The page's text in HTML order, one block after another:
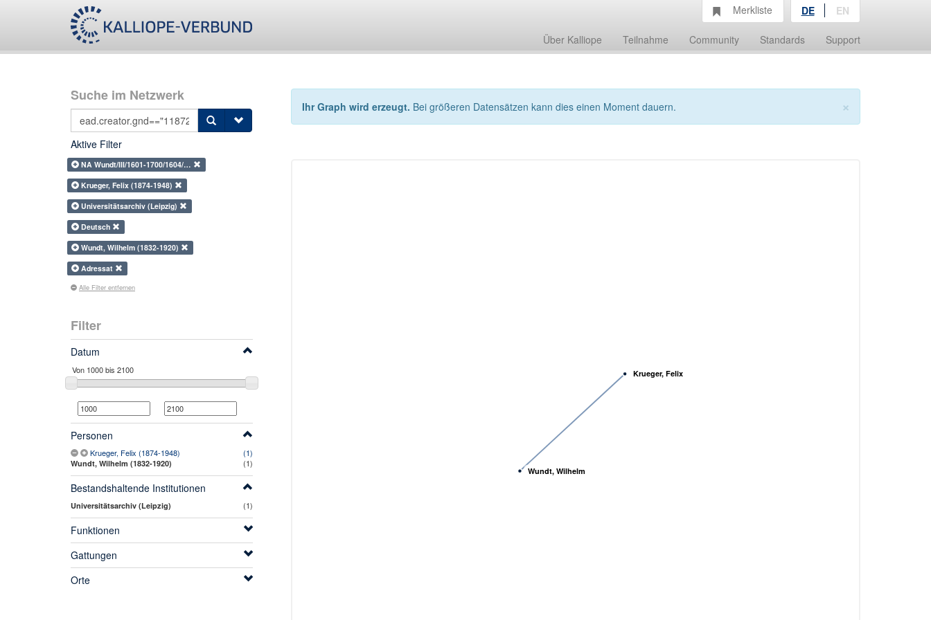
Über Kalliope Teilnahme Community Standards Support
Merkliste DE EN
Suche im Netzwerk
Aktive Filter
NA Wundt/III/1601-1700/1604/…
Krueger, Felix (1874-1948)
Universitätsarchiv (Leipzig)
Deutsch
Wundt, Wilhelm (1832-1920)
Adressat
Alle Filter entfernen
Filter
Datum
Personen
Krueger, Felix (1874-1948) (1)
Wundt, Wilhelm (1832-1920) (1)
Bestandshaltende Institutionen
Universitätsarchiv (Leipzig) (1)
Funktionen
Gattungen
Orte
×
Ihr Graph wird erzeugt. Bei größeren Datensätzen kann dies einen Moment dauern.
Wundt, Wilhelm
Krueger, Felix